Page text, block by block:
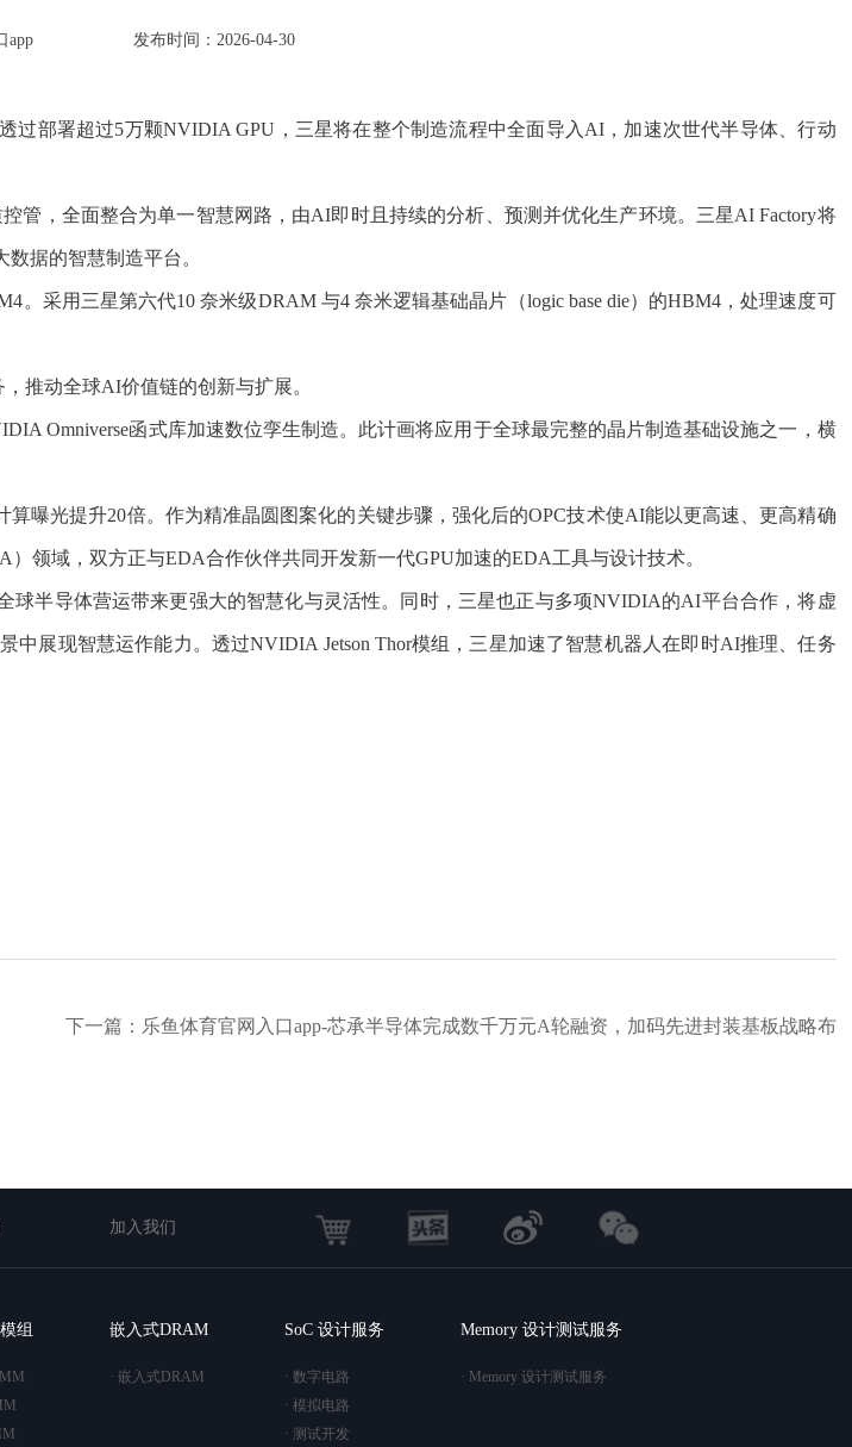
app 发布时间：2026-04-30
过部署超过5万颗NVIDIA GPU，三星将在整个制造流程中全面导入AI，加速次世代半导体、行动
管，全面整合为单一智慧网路，由AI即时且持续的分析、预测并优化生产环境。三星AI Factory将
据的智慧制造平台。
采用三星第六代10 奈米级DRAM 与4 奈米逻辑基础晶片（logic base die）的HBM4，处理速度可
推动全球AI价值链的创新与扩展。
Omniverse函式库加速数位孪生制造。此计画将应用于全球最完整的晶片制造基础设施之一，横
曝光提升20倍。作为精准晶圆图案化的关键步骤，强化后的OPC技术使AI能以更高速、更高精确
领域，双方正与EDA合作伙伴共同开发新一代GPU加速的EDA工具与设计技术。
球半导体营运带来更强大的智慧化与灵活性。同时，三星也正与多项NVIDIA的AI平台合作，将虚
展现智慧运作能力。透过NVIDIA Jetson Thor模组，三星加速了智慧机器人在即时AI推理、任务
下一篇：乐鱼体育官网入口app-芯承半导体完成数千万元A轮融资，加码先进封装基板战略布
加入我们
组 嵌入式DRAM
· 嵌入式DRAM
SoC 设计服务
· 数字电路
· 模拟电路
· 测试开发
Memory 设计测试服务
· Memory 设计测试服务